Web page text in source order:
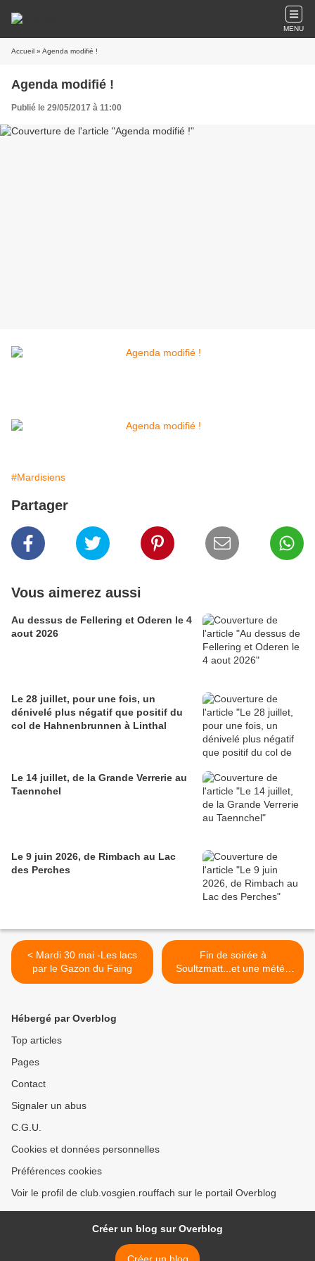
MENU
Accueil » Agenda modifié !
Agenda modifié !
Publié le 29/05/2017 à 11:00
#Mardisiens
Partager
Vous aimerez aussi
Au dessus de Fellering et Oderen le 4
aout 2026
Le 28 juillet, pour une fois, un
dénivelé plus négatif que positif du
col de Hahnenbrunnen à Linthal
Le 14 juillet, de la Grande Verrerie au
Taennchel
Le 9 juin 2026, de Rimbach au Lac
des Perches
< Mardi 30 mai -Les lacs
par le Gazon du Faing
Fin de soirée à
Soultzmatt...et une météo
"surprenante" ! >
Hébergé par Overblog
Top articles
Pages
Contact
Signaler un abus
C.G.U.
Cookies et données personnelles
Préférences cookies
Voir le profil de club.vosgien.rouffach sur le portail Overblog
Créer un blog sur Overblog